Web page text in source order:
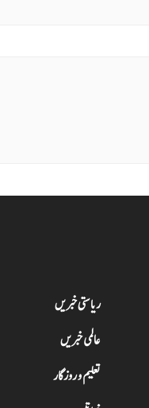
ریاستی خبریں
عالمی خبریں
تعلیم و روزگار